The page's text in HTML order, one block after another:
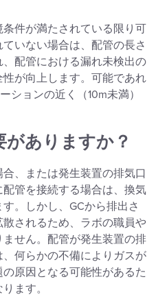
件が満たされている限り可
いない場合は、配管の長さ
配管における漏れ未検出の
が向上します。可能であれ
ションの近く（10m未満）
がありますか？
、または発生装置の排気口
管を接続する場合は、換気
。しかし、GCから排出さ
されるため、ラボの職員や
せん。配管が発生装置の排
何らかの不備によりガスが
原因となる可能性があるた
ます。